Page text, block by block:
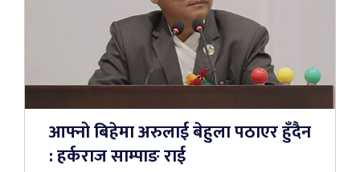
आफ्नो बिहेमा अरुलाई बेहुला पठाएर हुँदैन
: हर्कराज साम्पाङ राई